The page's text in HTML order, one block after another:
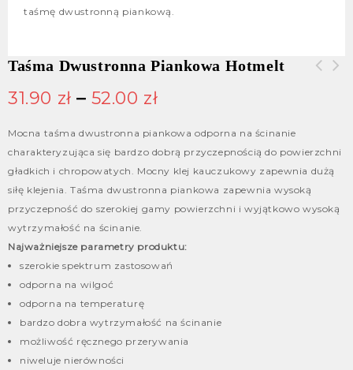
taśmę dwustronną piankową.
Taśma Dwustronna Piankowa Hotmelt
31.90 zł – 52.00 zł
Mocna taśma dwustronna piankowa odporna na ścinanie
charakteryzująca się bardzo dobrą przyczepnością do powierzchni
gładkich i chropowatych. Mocny klej kauczukowy zapewnia dużą
siłę klejenia. Taśma dwustronna piankowa zapewnia wysoką
przyczepność do szerokiej gamy powierzchni i wyjątkowo wysoką
wytrzymałość na ścinanie.
Najważniejsze parametry produktu:
szerokie spektrum zastosowań
odporna na wilgoć
odporna na temperaturę
bardzo dobra wytrzymałość na ścinanie
możliwość ręcznego przerywania
niweluje nierówności